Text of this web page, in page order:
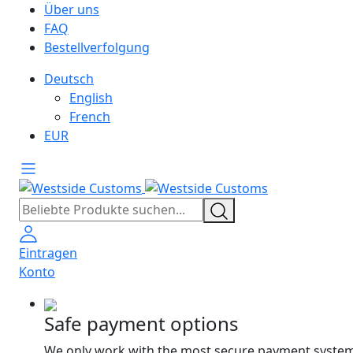
Über uns
FAQ
Bestellverfolgung
Deutsch
English
French
EUR
Eintragen
Konto
Safe payment options